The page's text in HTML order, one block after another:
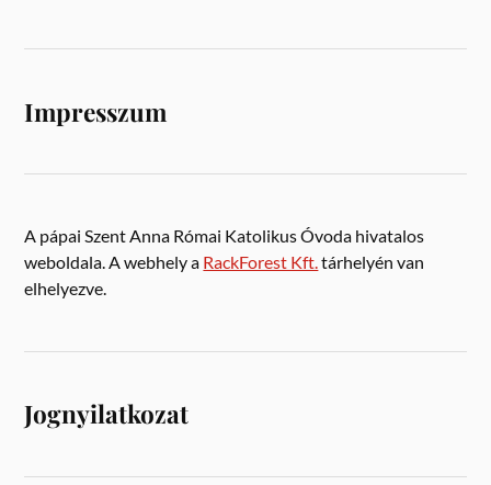
Impresszum
A pápai Szent Anna Római Katolikus Óvoda hivatalos
weboldala. A webhely a RackForest Kft.tárhelyén van
elhelyezve.
Jognyilatkozat